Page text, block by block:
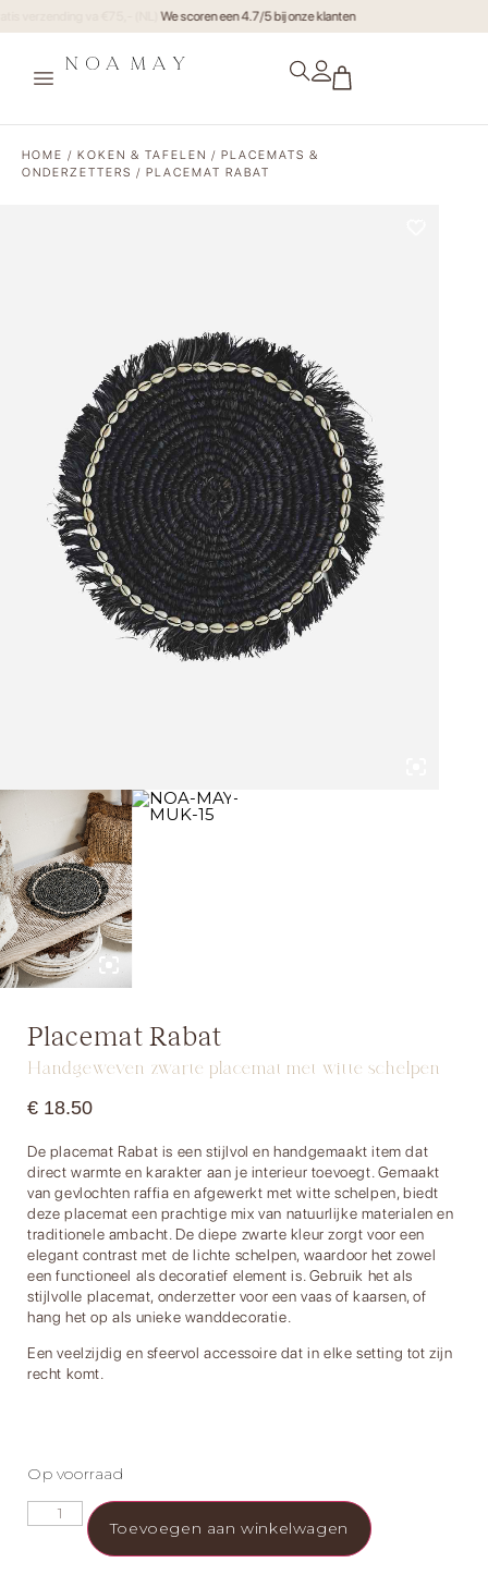
Gratis verzending va €75,- (NL)
HOME / KOKEN & TAFELEN / PLACEMATS &
ONDERZETTERS / PLACEMAT RABAT
Placemat Rabat
Handgeweven zwarte placemat met witte schelpen
€ 18.50
De placemat Rabat is een stijlvol en handgemaakt item dat
direct warmte en karakter aan je interieur toevoegt. Gemaakt
van gevlochten raffia en afgewerkt met witte schelpen, biedt
deze placemat een prachtige mix van natuurlijke materialen en
traditionele ambacht. De diepe zwarte kleur zorgt voor een
elegant contrast met de lichte schelpen, waardoor het zowel
een functioneel als decoratief element is. Gebruik het als
stijlvolle placemat, onderzetter voor een vaas of kaarsen, of
hang het op als unieke wanddecoratie.
Een veelzijdig en sfeervol accessoire dat in elke setting tot zijn
recht komt.
Op voorraad
Toevoegen aan winkelwagen